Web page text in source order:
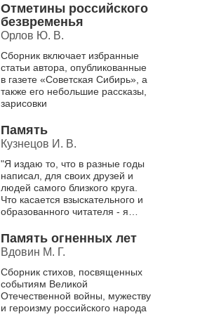
Отметины российского
безвременья
Орлов Ю. В.
Сборник включает избранные
статьи автора, опубликованные
в газете «Советская Сибирь», а
также его небольшие рассказы,
зарисовки
Память
Кузнецов И. В.
"Я издаю то, что в разные годы
написал, для своих друзей и
людей самого близкого круга.
Что касается взыскательного и
образованного читателя - я
камертоны, которые...
Память огненных лет
Вдовин М. Г.
Сборник стихов, посвященных
событиям Великой
Отечественной войны, мужеству
и героизму российского народа